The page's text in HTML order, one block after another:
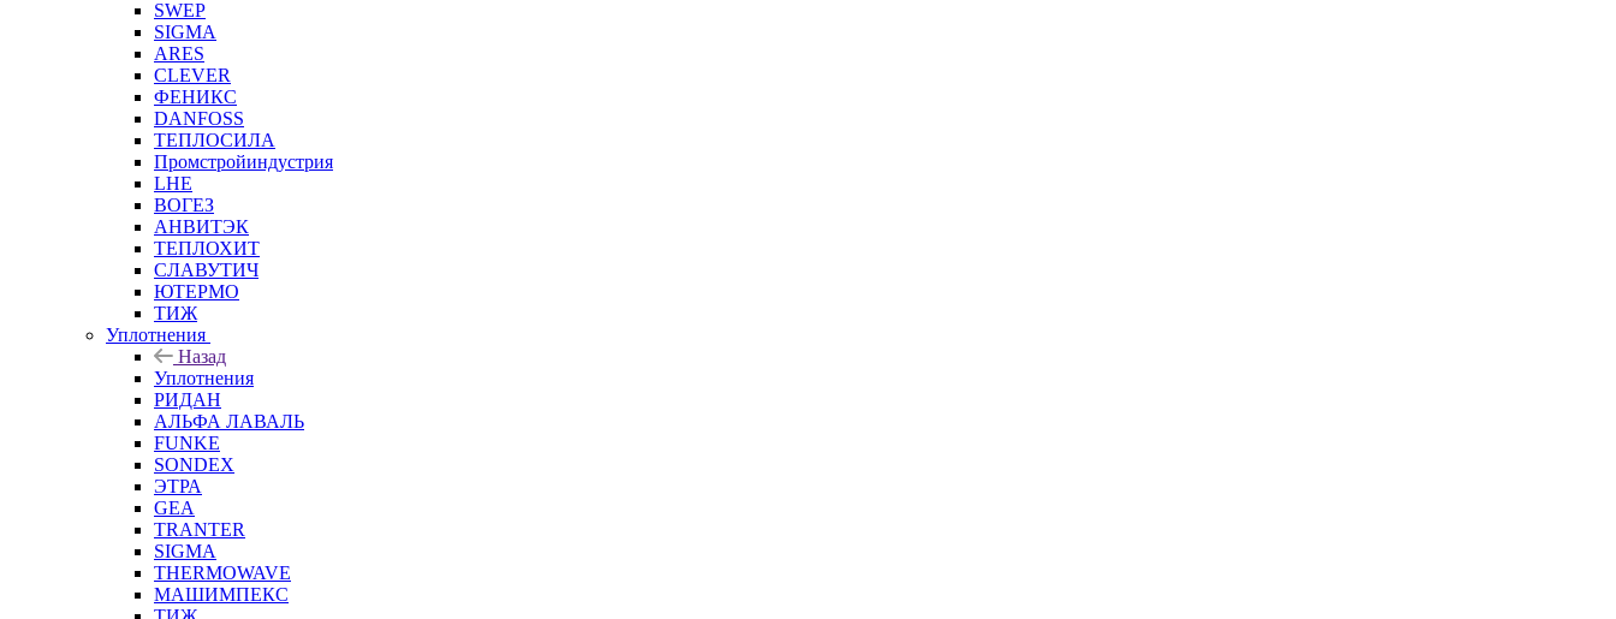
SWEP
SIGMA
ARES
CLEVER
ФЕНИКС
DANFOSS
ТЕПЛОСИЛА
Промстройиндустрия
LHE
ВОГЕЗ
АНВИТЭК
ТЕПЛОХИТ
СЛАВУТИЧ
ЮТЕРМО
ТИЖ
Уплотнения
Назад
Уплотнения
РИДАН
АЛЬФА ЛАВАЛЬ
FUNKE
SONDEX
ЭТРА
GEA
TRANTER
SIGMA
THERMOWAVE
МАШИМПЕКС